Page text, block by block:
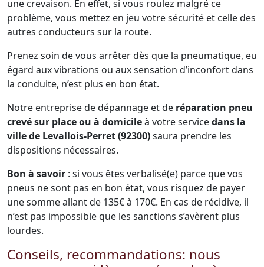
une crevaison. En effet, si vous roulez malgré ce
problème, vous mettez en jeu votre sécurité et celle des
autres conducteurs sur la route.
Prenez soin de vous arrêter dès que la pneumatique, eu
égard aux vibrations ou aux sensation d’inconfort dans
la conduite, n’est plus en bon état.
Notre entreprise de dépannage et de réparation pneu
crevé sur place ou à domicileà votre servicedans la
ville de Levallois-Perret (92300)saura prendre les
dispositions nécessaires.
Bon à savoir : si vous êtes verbalisé(e) parce que vos
pneus ne sont pas en bon état, vous risquez de payer
une somme allant de 135€ à 170€. En cas de récidive, il
n’est pas impossible que les sanctions s’avèrent plus
lourdes.
Conseils, recommandations: nous